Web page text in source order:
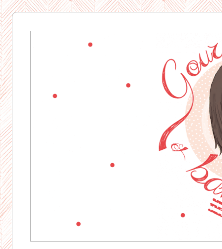
& Bavardages